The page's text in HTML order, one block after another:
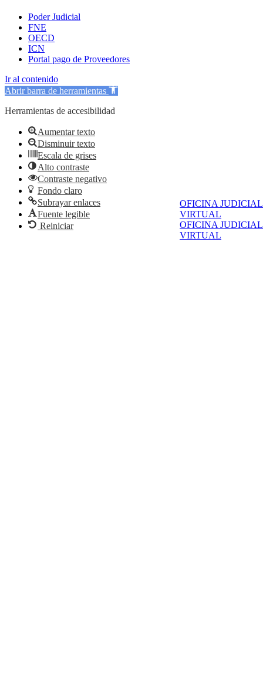
OFICINA JUDICIAL
VIRTUAL
OFICINA JUDICIAL
VIRTUAL
Poder Judicial
FNE
OECD
ICN
Portal pago de Proveedores
Ir al contenido
Abrir barra de herramientas
Herramientas de accesibilidad
Aumentar texto
Disminuir texto
Escala de grises
Alto contraste
Contraste negativo
Fondo claro
Subrayar enlaces
Fuente legible
Reiniciar